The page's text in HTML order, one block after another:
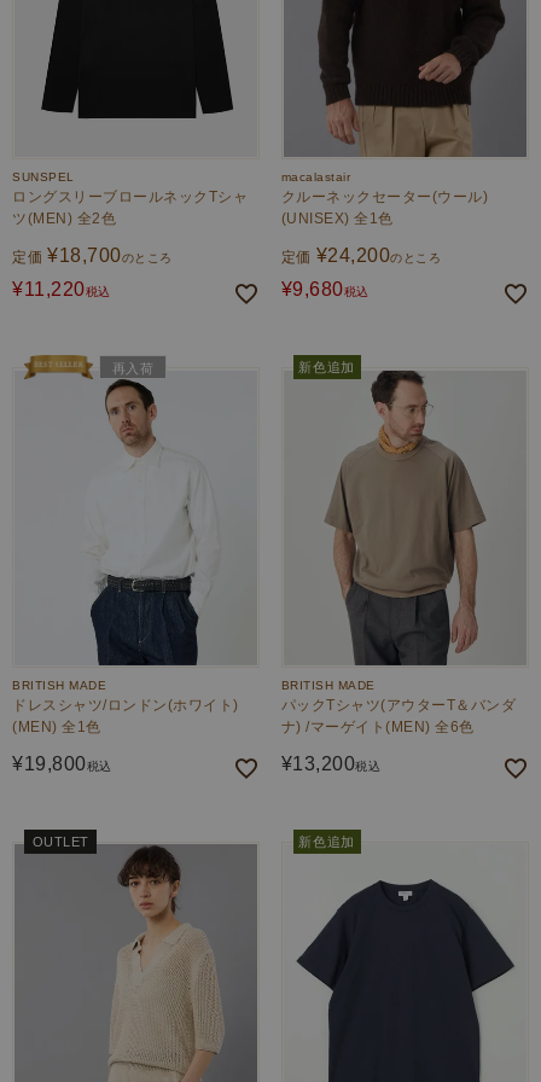
SUNSPEL
ロングスリーブロールネックTシャ
ツ(MEN) 全2色
定価 ¥18,700のところ
¥11,220税込
macalastair
クルーネックセーター(ウール)
(UNISEX) 全1色
定価 ¥24,200のところ
¥9,680税込
再入荷
BRITISH MADE
ドレスシャツ/ロンドン(ホワイト)
(MEN) 全1色
¥19,800税込
新色追加
BRITISH MADE
パックTシャツ(アウターT＆バンダ
ナ) /マーゲイト(MEN) 全6色
¥13,200税込
OUTLET 新色追加